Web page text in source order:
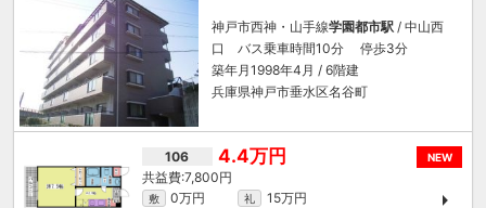
神戸市西神・山手線学園都市駅 / 中山西
口 バス乗車時間10分 停歩3分
築年月1998年4月 / 6階建
兵庫県神戸市垂水区名谷町
NEW
106 4.4万円
7,800円
敷 0万円 礼
15万円